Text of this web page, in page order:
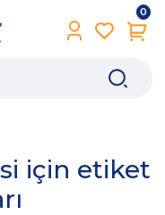
0
için etiket